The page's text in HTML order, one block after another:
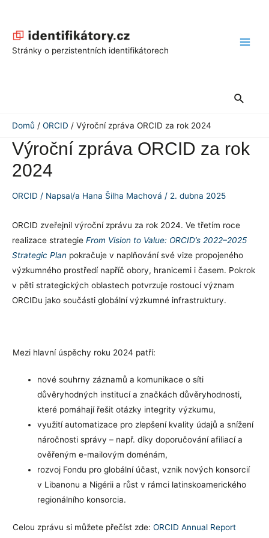
obsah
Stránky o perzistentních identifikátorech
Hledat
Domů ORCID Výroční zpráva ORCID za rok 2024
Výroční zpráva ORCID za rok
2024
ORCID / Napsal/a Hana Šilha Machová / 2. dubna 2025
ORCID zveřejnil výroční zprávu za rok 2024. Ve třetím roce
realizace strategie From Vision to Value: ORCID’s 2022–2025
Strategic Plan pokračuje v naplňování své vize propojeného
výzkumného prostředí napříč obory, hranicemi i časem. Pokrok
v pěti strategických oblastech potvrzuje rostoucí význam
ORCIDu jako součásti globální výzkumné infrastruktury.
Mezi hlavní úspěchy roku 2024 patří:
nové souhrny záznamů a komunikace o síti
důvěryhodných institucí a značkách důvěryhodnosti,
které pomáhají řešit otázky integrity výzkumu,
využití automatizace pro zlepšení kvality údajů a snížení
náročnosti správy – např. díky doporučování afiliací a
ověřeným e-mailovým doménám,
rozvoj Fondu pro globální účast, vznik nových konsorcií
v Libanonu a Nigérii a růst v rámci latinskoamerického
regionálního konsorcia.
Celou zprávu si můžete přečíst zde: ORCID Annual Report